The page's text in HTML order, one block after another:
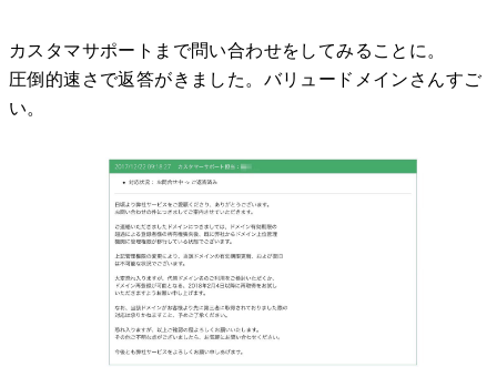
カスタマサポートまで問い合わせをしてみることに。
圧倒的速さで返答がきました。バリュードメインさんすご
い。